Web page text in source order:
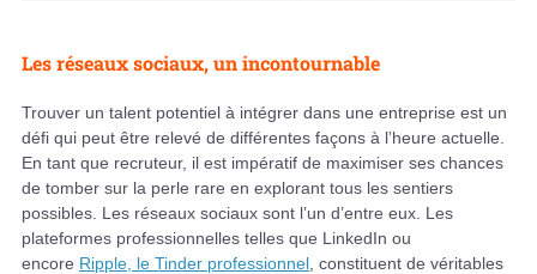
Les réseaux sociaux, un incontournable
Trouver un talent potentiel à intégrer dans une entreprise est un
défi qui peut être relevé de différentes façons à l’heure actuelle.
En tant que recruteur, il est impératif de maximiser ses chances
de tomber sur la perle rare en explorant tous les sentiers
possibles. Les réseaux sociaux sont l’un d’entre eux. Les
plateformes professionnelles telles que LinkedIn ou
encore Ripple, le Tinder professionnel , constituent de véritables